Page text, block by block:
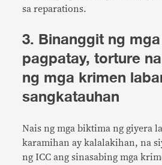
sa reparations.
3. Binanggit ng
pagpatay, torture
ng mga krimen
sangkatauhan
Nais ng mga biktima ng giyera
karamihan ay kalalakihan, na
ng ICC ang sinasabing mga